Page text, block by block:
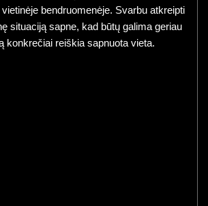
bendruomenėje. Svarbu atkreipti
situaciją sapne, kad būtų galima geriau
konkrečiai reiškia sapnuota vieta.